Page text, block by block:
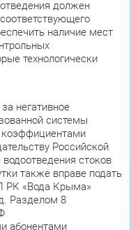
должен
наличие мест
технологически
негативное
системы
Российской
стоков
также вправе подать
РК «Вода Крыма»
Разделом 8
абонентами